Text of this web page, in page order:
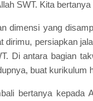
SWT. Kita
dimensi yang
dirimu, persiapkan
Di antara bagian
buat kurikulum
bertanya kepada